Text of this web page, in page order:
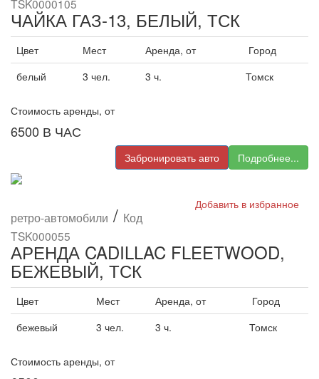
TSK0000105
ЧАЙКА ГАЗ-13, БЕЛЫЙ, ТСК
Цвет Мест Аренда, от
Город
белый
3 чел. 3 ч. Томск
Стоимость аренды, от
6500 В ЧАС
Подробнее...
Забронировать авто
Добавить в избранное
ретро-автомобили / Код
TSK000055
АРЕНДА CADILLAC FLEETWOOD,
БЕЖЕВЫЙ, ТСК
Цвет Мест Аренда, от
Город
бежевый
3 чел. 3 ч. Томск
Стоимость аренды, от